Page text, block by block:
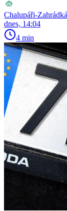
Chalupáři-
dnes, 14:04
4 min